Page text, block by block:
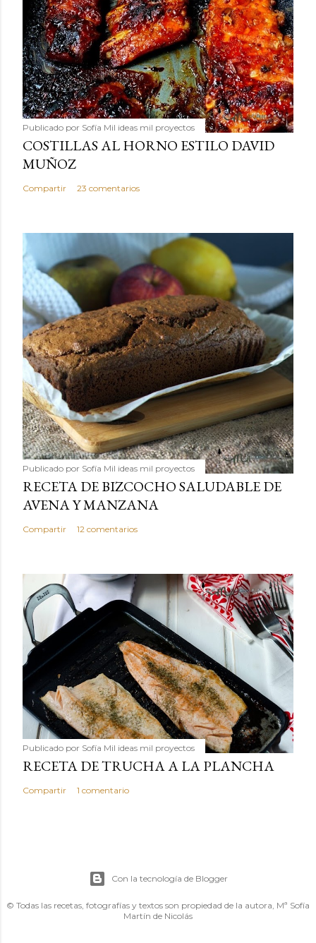
Publicado por Sofía Mil ideas mil proyectos
COSTILLAS AL HORNO ESTILO DAVID
MUÑOZ
Compartir 23 comentarios
Publicado por Sofía Mil ideas mil proyectos
RECETA DE BIZCOCHO SALUDABLE DE
AVENA Y MANZANA
Compartir 12 comentarios
Publicado por Sofía Mil ideas mil proyectos
RECETA DE TRUCHA A LA PLANCHA
Compartir 1 comentario
Con la tecnología de Blogger
© Todas las recetas, fotografías y textos son propiedad de la autora, Mª Sofía
Martín de Nicolás